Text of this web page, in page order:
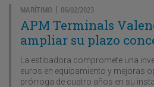
MARÍTIMO | 06/02/2023
APM Terminals
ampliar su plazo
La estibadora compromete una
euros en equipamiento y mejoras
prórroga de cuatro años en su